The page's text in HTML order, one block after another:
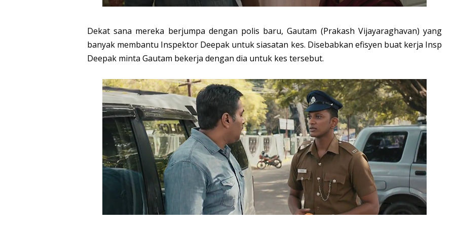
Dekat sana mereka berjumpa dengan polis baru, Gautam (Prakash Vijayaraghavan) yang
banyak membantu Inspektor Deepak untuk siasatan kes. Disebabkan efisyen buat kerja Insp
Deepak minta Gautam bekerja dengan dia untuk kes tersebut.